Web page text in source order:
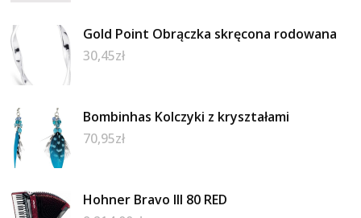
Gold Point Obrączka skręcona rodowana
30,45zł
Bombinhas Kolczyki z kryształami
70,95zł
Hohner Bravo III 80 RED